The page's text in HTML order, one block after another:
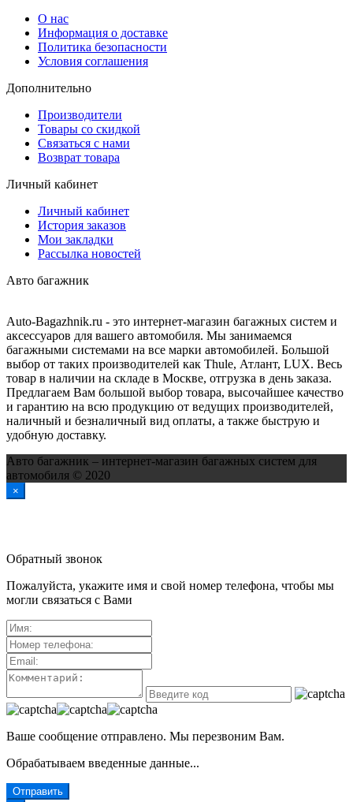
О нас
Информация о доставке
Политика безопасности
Условия соглашения
Дополнительно
Производители
Товары со скидкой
Связаться с нами
Возврат товара
Личный кабинет
Личный кабинет
История заказов
Мои закладки
Рассылка новостей
Авто багажник
Auto-Bagazhnik.ru - это интернет-магазин багажных систем и
аксессуаров для вашего автомобиля. Мы занимаемся
багажными системами на все марки автомобилей. Большой
выбор от таких производителей как Thule, Атлант, LUX. Весь
товар в наличии на складе в Москве, отгрузка в день заказа.
Предлагаем Вам большой выбор товара, высочайшее качество
и гарантию на всю продукцию от ведущих производителей,
наличный и безналичный вид оплаты, а также быструю и
удобную доставку.
Авто багажник – интернет-магазин багажных систем для
автомобиля © 2020
×
Обратный звонок
Пожалуйста, укажите имя и свой номер телефона, чтобы мы
могли связаться с Вами
Ваше сообщение отправлено. Мы перезвоним Вам.
Обрабатываем введенные данные...
Отправить